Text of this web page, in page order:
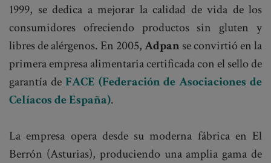
1999, se dedica a mejorar la calidad de vida de los
consumidores ofreciendo productos sin gluten y
libres de alérgenos. En 2005,Adpanse convirtió en la
primera empresa alimentaria certificada con el sello de
garantía de FACE (Federación de Asociaciones de
Celíacos de España).
La empresa opera desde su moderna fábrica en El
Berrón (Asturias), produciendo una amplia gama de